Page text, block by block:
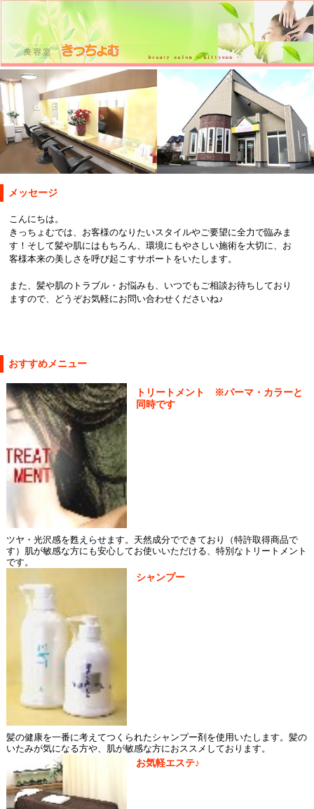
メッセージ
こんにちは。
きっちょむでは、お客様のなりたいスタイルやご要望に全力で臨みま
す！そして髪や肌にはもちろん、環境にもやさしい施術を大切に、お
客様本来の美しさを呼び起こすサポートをいたします。
また、髪や肌のトラブル・お悩みも、いつでもご相談お待ちしており
ますので、どうぞお気軽にお問い合わせくださいね♪
おすすめメニュー
トリートメント ※パーマ・カラーと
同時です
ツヤ・光沢感を甦えらせます。天然成分でできており（特許取得商品で
す）肌が敏感な方にも安心してお使いいただける、特別なトリートメント
です。
シャンプー
髪の健康を一番に考えてつくられたシャンプー剤を使用いたします。髪の
いたみが気になる方や、肌が敏感な方におススメしております。
お気軽エステ♪